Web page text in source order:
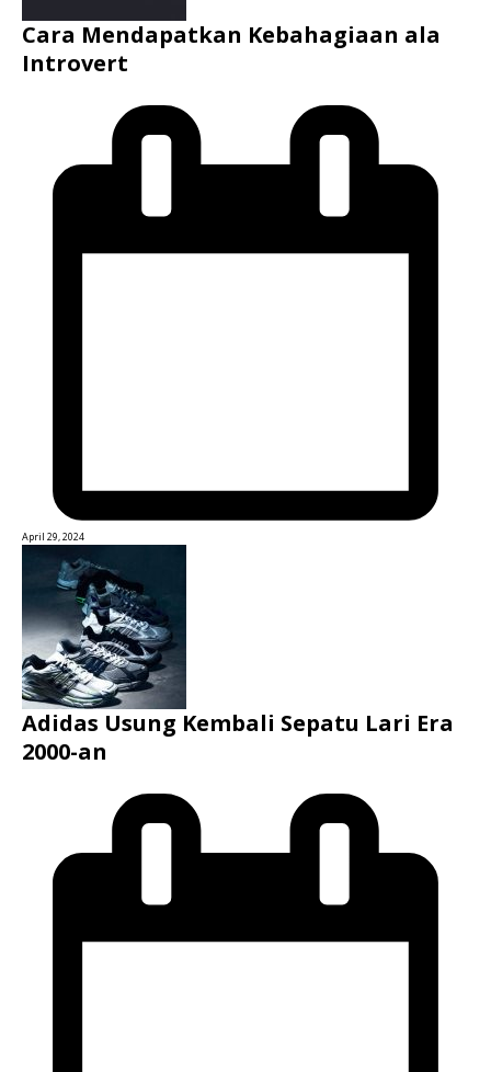
Cara Mendapatkan Kebahagiaan ala
Introvert
April 29, 2024
Adidas Usung Kembali Sepatu Lari Era
2000-an